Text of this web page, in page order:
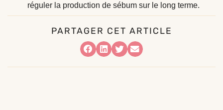
réguler la production de sébum sur le long terme.
PARTAGER CET ARTICLE